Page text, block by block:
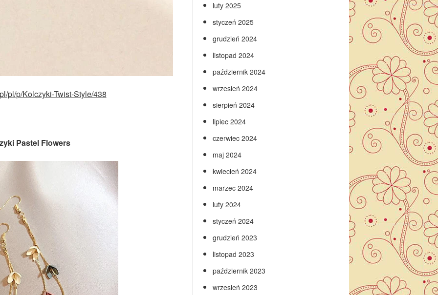
pl/p/Kolczyki-Twist-Style/438
Pastel Flowers
luty 2025
styczeń 2025
grudzień 2024
listopad 2024
październik 2024
wrzesień 2024
sierpień 2024
lipiec 2024
czerwiec 2024
maj 2024
kwiecień 2024
marzec 2024
luty 2024
styczeń 2024
grudzień 2023
listopad 2023
październik 2023
wrzesień 2023